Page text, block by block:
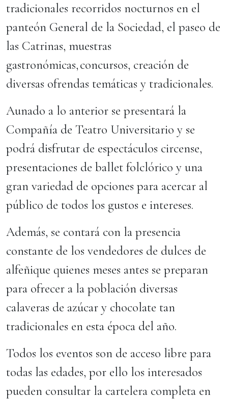
tradicionales recorridos nocturnos en el
panteón General de la Sociedad, el paseo de
las Catrinas, muestras
gastronómicas, concursos, creación de
diversas ofrendas temáticas y tradicionales.
Aunado a lo anterior se presentará la
Compañía de Teatro Universitario y se
podrá disfrutar de espectáculos circense,
presentaciones de ballet folclórico y una
gran variedad de opciones para acercar al
público de todos los gustos e intereses.
Además, se contará con la presencia
constante de los vendedores de dulces de
alfeñique quienes meses antes se preparan
para ofrecer a la población diversas
calaveras de azúcar y chocolate tan
tradicionales en esta época del año.
Todos los eventos son de acceso libre para
todas las edades, por ello los interesados
pueden consultar la cartelera completa en